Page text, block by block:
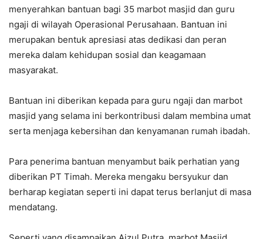
menyerahkan bantuan bagi 35 marbot masjid dan guru
ngaji di wilayah Operasional Perusahaan. Bantuan ini
merupakan bentuk apresiasi atas dedikasi dan peran
mereka dalam kehidupan sosial dan keagamaan
masyarakat.
Bantuan ini diberikan kepada para guru ngaji dan marbot
masjid yang selama ini berkontribusi dalam membina umat
serta menjaga kebersihan dan kenyamanan rumah ibadah.
Para penerima bantuan menyambut baik perhatian yang
diberikan PT Timah. Mereka mengaku bersyukur dan
berharap kegiatan seperti ini dapat terus berlanjut di masa
mendatang.